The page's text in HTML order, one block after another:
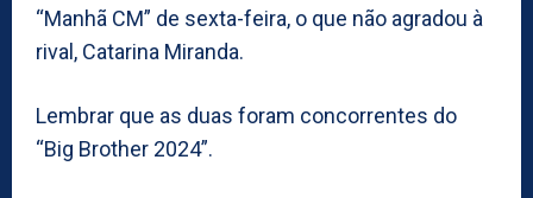
“Manhã CM” de sexta-feira, o que não agradou à
rival, Catarina Miranda.
Lembrar que as duas foram concorrentes do
“Big Brother 2024”.